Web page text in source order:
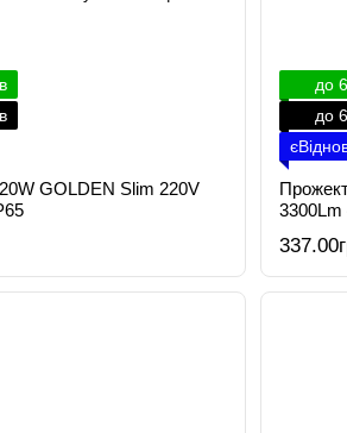
GOLDEN Slim 220V
до
до
3300Lm